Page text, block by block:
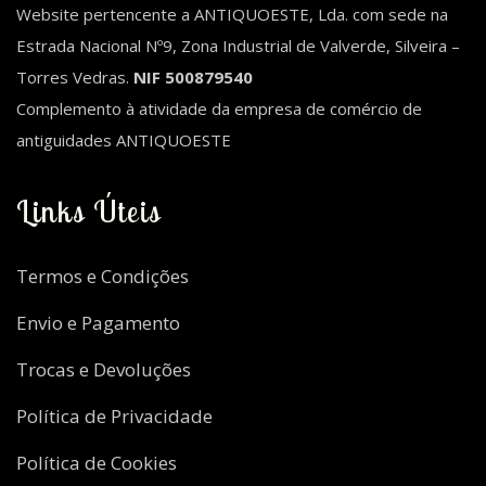
Website pertencente a ANTIQUOESTE, Lda. com sede na
Estrada Nacional Nº9, Zona Industrial de Valverde, Silveira –
Torres Vedras. NIF 500879540
Complemento à atividade da empresa de comércio de
antiguidades ANTIQUOESTE
Links Úteis
Termos e Condições
Envio e Pagamento
Trocas e Devoluções
Política de Privacidade
Política de Cookies